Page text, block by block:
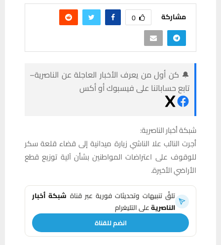
مشاركة 0
🔔 كن أول من يعرف الأخبار العاجلة عن الناصرية–
تابع حساباتنا على فيسبوك أو أكس
شبكة أخبار الناصرية:
أجرت النائب علا الناشي زيارة ميدانية إلى قضاء قلعة سكر
للوقوف على اعتراضات المواطنين بشأن آلية توزيع قطع
الأراضي الأخيرة.
تلقَّ تنبيهات وتحديثات فورية عبر قناة شبكة أخبار
الناصريةعلى التليغرام
انضم للقناة